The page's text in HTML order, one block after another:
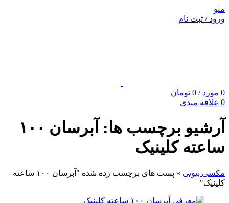
منو
ورود / ثبت نام
0 مورد /
0 تومان
0 علاقه مندی
آرشیو برچسب ها: آبرسان ۱۰۰
ساعته کلینیک
مکسی بیوتی »
پست های برچسب زده شده "آبرسان ۱۰۰ ساعته
کلینیک"